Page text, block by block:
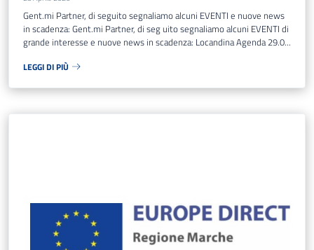
Gent.mi Partner, di seguito segnaliamo alcuni EVENTI e nuove news
in scadenza: Gent.mi Partner, di seg uito segnaliamo alcuni EVENTI di
grande interesse e nuove news in scadenza: Locandina Agenda 29.0...
LEGGI DI PIÙ